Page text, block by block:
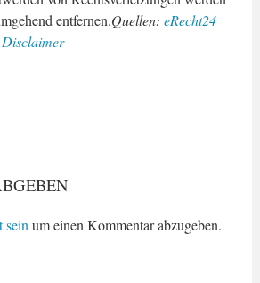
entfernen.Quellen: eRecht24
sein um einen Kommentar abzugeben.